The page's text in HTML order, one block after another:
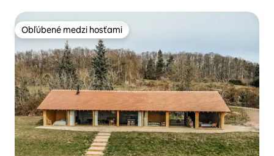
Obľúbené medzi hosťami
Obľúbené medzi hosťami